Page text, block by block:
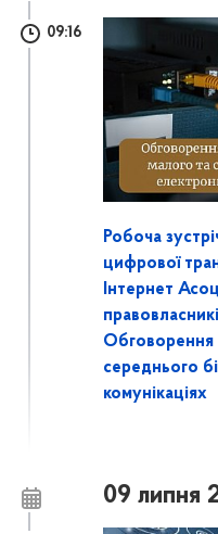
09:16
Робоча
цифрової
Інтернет
Обговорення
середнього
комунікаціях
09 липня